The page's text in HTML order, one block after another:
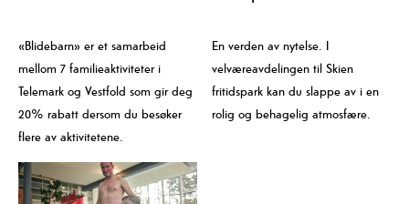
«Blidebarn» er et samarbeid
mellom 7 familieaktiviteter i
Telemark og Vestfold som gir deg
20% rabatt dersom du besøker
flere av aktivitetene.
En verden av nytelse. I
velværeavdelingen til Skien
fritidspark kan du slappe av i en
rolig og behagelig atmosfære.